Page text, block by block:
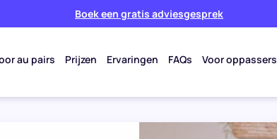
Boek een gratis adviesgesprek
au pairs Prijzen Ervaringen FAQs Voor oppassers